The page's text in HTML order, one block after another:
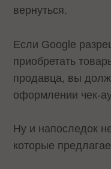
вернуться.
Если Google
приобретать
продавца, вы
оформлении чек-
Ну и напоследок
которые